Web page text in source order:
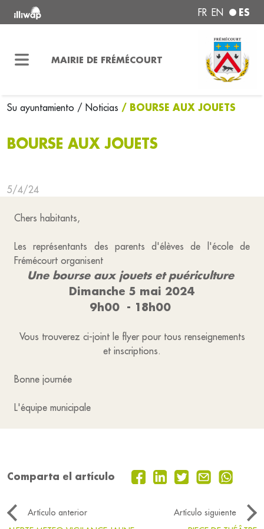
FR EN ES
MAIRIE DE FRÉMÉCOURT
Su ayuntamiento / Noticias / BOURSE AUX JOUETS
BOURSE AUX JOUETS
5/4/24
Chers habitants,
Les représentants des parents d'élèves de l'école de
Frémécourt organisent
Une bourse aux jouets et puériculture
Dimanche 5 mai 2024
9h00 - 18h00
Vous trouverez ci-joint le flyer pour tous renseignements
et inscriptions.
Bonne journée
L'équipe municipale
Comparta el artículo
Artículo anterior
Artículo siguiente